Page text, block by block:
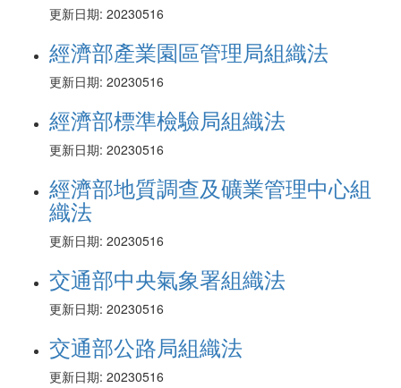
更新日期: 20230516
經濟部產業園區管理局組織法
更新日期: 20230516
經濟部標準檢驗局組織法
更新日期: 20230516
經濟部地質調查及礦業管理中心組
織法
更新日期: 20230516
交通部中央氣象署組織法
更新日期: 20230516
交通部公路局組織法
更新日期: 20230516